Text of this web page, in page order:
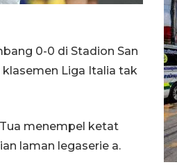
0-0 di Stadion San
Liga Italia tak
menempel ketat
laman legaserie a.